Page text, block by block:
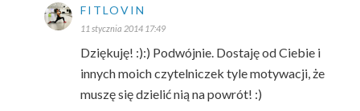
FITLOVIN
11 stycznia 2014 17:49
Dziękuję! :):) Podwójnie. Dostaję od Ciebie i
innych moich czytelniczek tyle motywacji, że
muszę się dzielić nią na powrót! :)